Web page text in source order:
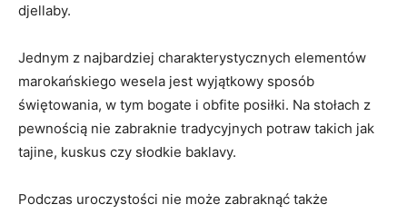
djellaby.
Jednym z najbardziej charakterystycznych elementów
marokańskiego⁤ wesela jest wyjątkowy sposób
świętowania,⁢ w tym bogate i obfite posiłki. Na ⁤stołach ⁤z
pewnością nie zabraknie tradycyjnych potraw ⁣takich ⁣jak
tajine, kuskus czy słodkie⁢ baklavy.
Podczas uroczystości nie może zabraknąć także‍